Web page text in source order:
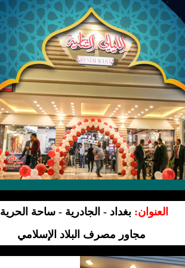
العنوان: بغداد - الجادرية - ساحة الحرية